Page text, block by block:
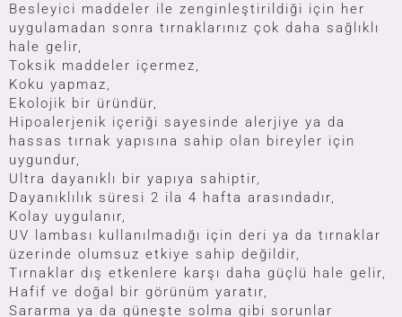
Besleyici maddeler ile zenginleştirildiği için her
uygulamadan sonra tırnaklarınız çok daha sağlıklı
hale gelir,
Toksik maddeler içermez,
Koku yapmaz,
Ekolojik bir üründür,
Hipoalerjenik içeriği sayesinde alerjiye ya da
hassas tırnak yapısına sahip olan bireyler için
uygundur,
Ultra dayanıklı bir yapıya sahiptir,
Dayanıklılık süresi 2 ila 4 hafta arasındadır,
Kolay uygulanır,
UV lambası kullanılmadığı için deri ya da tırnaklar
üzerinde olumsuz etkiye sahip değildir,
Tırnaklar dış etkenlere karşı daha güçlü hale gelir,
Hafif ve doğal bir görünüm yaratır,
Sararma ya da güneşte solma gibi sorunlar